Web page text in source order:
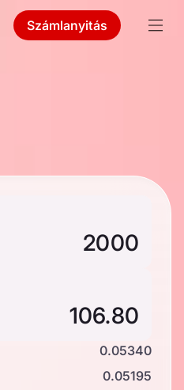
Számlanyitás
0.05340
0.05195